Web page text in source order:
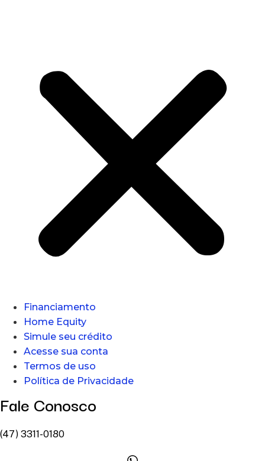
Financiamento
Home Equity
Simule seu crédito
Acesse sua conta
Termos de uso
Política de Privacidade
Fale Conosco
(47) 3311-0180